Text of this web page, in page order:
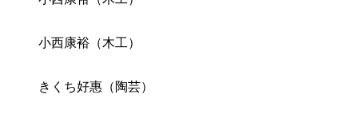
小西康裕（木工）
きくち好惠（陶芸）